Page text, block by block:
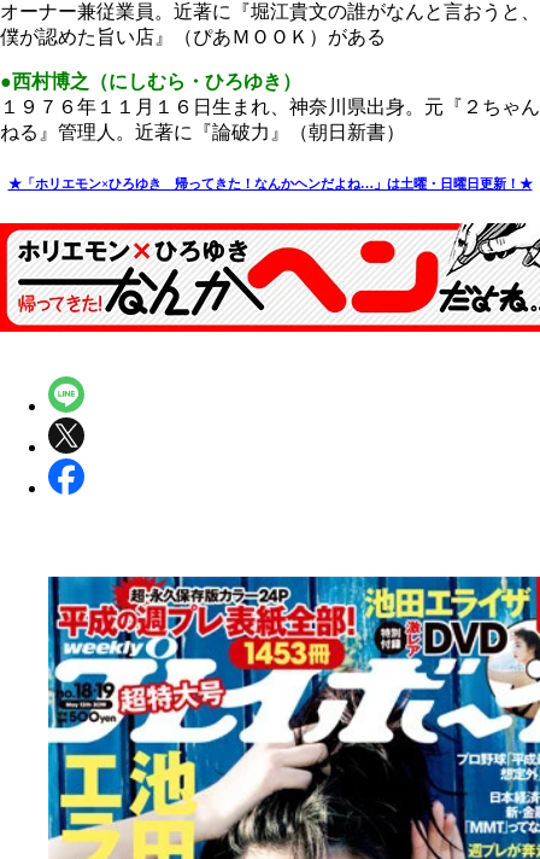
オーナー兼従業員。近著に『堀江貴文の誰がなんと言おうと、
僕が認めた旨い店』（ぴあＭＯＯＫ）がある
●西村博之（にしむら・ひろゆき）
１９７６年１１月１６日生まれ、神奈川県出身。元『２ちゃん
ねる』管理人。近著に『論破力』（朝日新書）
★「ホリエモン×ひろゆき 帰ってきた！なんかヘンだよね…」は土曜・日曜日更新！★